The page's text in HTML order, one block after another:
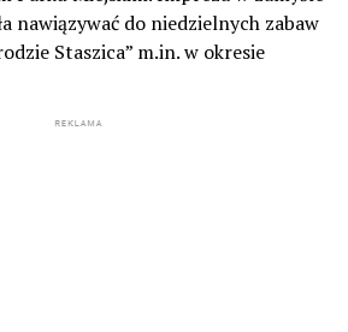
nawiązywać do niedzielnych zabaw
Staszica” m.in. w okresie